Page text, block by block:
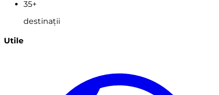
35+
destinații
Utile